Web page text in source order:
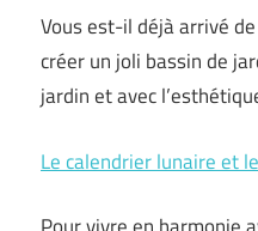
Vous est-il déjà arrivé
créer un joli bassin de
jardin et avec
Le calendrier lunaire et